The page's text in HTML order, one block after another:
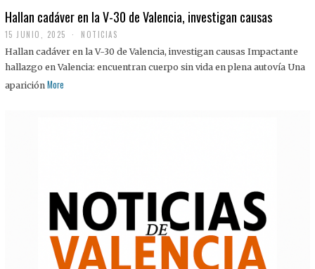
Hallan cadáver en la V-30 de Valencia, investigan causas
15 JUNIO, 2025 NOTICIAS
Hallan cadáver en la V-30 de Valencia, investigan causas Impactante
hallazgo en Valencia: encuentran cuerpo sin vida en plena autovía Una
aparición More